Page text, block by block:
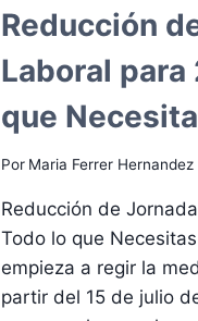
Reducción
Laboral
que
Por Maria Ferrer Hernandez
Reducción de
Todo lo que
empieza a regir la
partir del 15 de julio